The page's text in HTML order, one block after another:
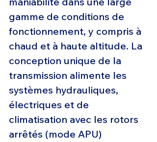
gamme de conditions de
fonctionnement, y compris à
chaud et à haute altitude. La
conception unique de la
transmission alimente les
systèmes hydrauliques,
électriques et de
climatisation avec les rotors
arrêtés (mode APU)